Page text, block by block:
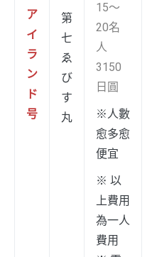
ア
イ
ラ
ン
ド
号
第
七
ゑ
び
す
丸
15～
20名
人
3150
日圓
※人數
愈多愈
便宜
※ 以
上費用
為一人
費用